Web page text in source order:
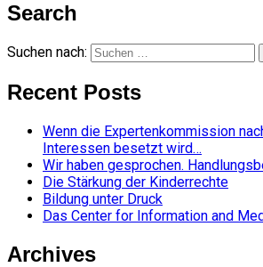
Search
Suchen nach:
Recent Posts
Wenn die Expertenkommission
Interessen besetzt wird…
Wir haben gesprochen.
Die Stärkung der Kinderrechte
Bildung unter Druck
Das Center for Information and
Archives